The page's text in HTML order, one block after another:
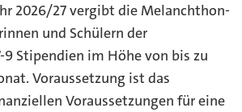
2026/27 vergibt die Melanchthon-
und Schülern der
9 Stipendien im Höhe von bis zu
Voraussetzung ist das
Voraussetzungen für eine